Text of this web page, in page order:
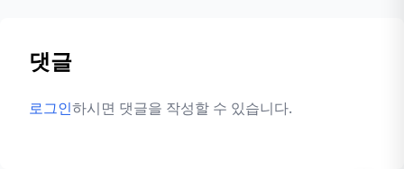
댓글
로그인하시면 댓글을 작성할 수 있습니다.